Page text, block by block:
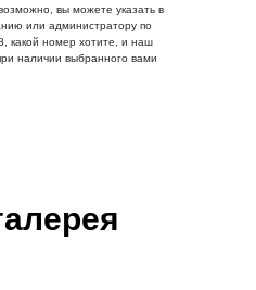
вы можете указать в
или администратору по
какой номер хотите, и наш
наличии выбранного вами